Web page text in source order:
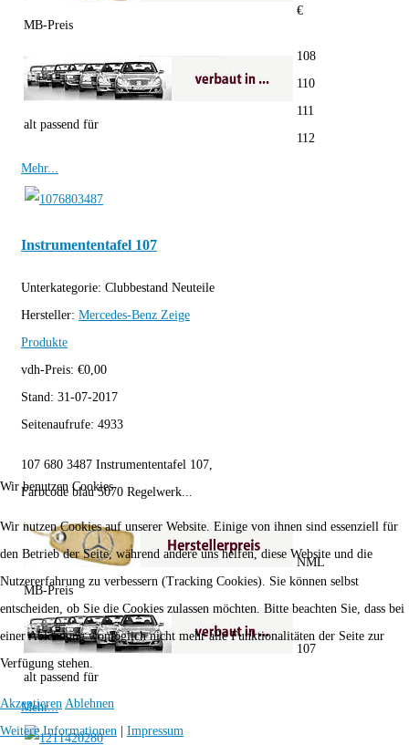
MB-Preis
€
alt passend für
108
110
111
112
Mehr...
Instrumententafel 107
Unterkategorie: Clubbestand Neuteile
Hersteller: Mercedes-Benz Zeige
Produkte
vdh-Preis: €0,00
Stand: 31-07-2017
Seitenaufrufe: 4933
107 680 3487 Instrumententafel 107,
Farbcode blau 5070 Regelwerk...
MB-Preis
NML
alt passend für
107
Mehr...
Wir benutzen Cookies
Wir nutzen Cookies auf unserer Website. Einige von ihnen sind essenziell für
den Betrieb der Seite, während andere uns helfen, diese Website und die
Nutzererfahrung zu verbessern (Tracking Cookies). Sie können selbst
entscheiden, ob Sie die Cookies zulassen möchten. Bitte beachten Sie, dass bei
einer Ablehnung womöglich nicht mehr alle Funktionalitäten der Seite zur
Verfügung stehen.
Akzeptieren Ablehnen
Weitere Informationen
Impressum